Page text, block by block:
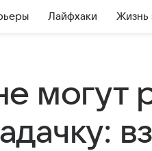
Лайфхаки Жизнь
могут